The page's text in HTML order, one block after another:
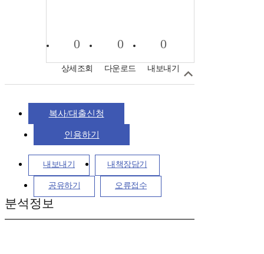
0
상세조회
0
다운로드
0
내보내기
복사/대출신청
인용하기
내보내기 내책장담기
공유하기 오류접수
분석정보